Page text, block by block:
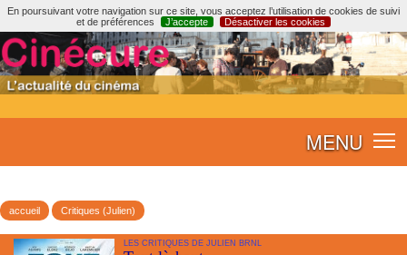
En poursuivant votre navigation sur ce site, vous acceptez l’utilisation de cookies de suivi
et de préférences
J’accepte Désactiver les cookies
MENU
accueil Critiques (Julien)
LES CRITIQUES DE JULIEN BRNL